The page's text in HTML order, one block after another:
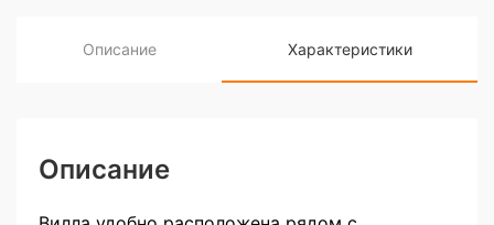
Описание Характеристики
Описание